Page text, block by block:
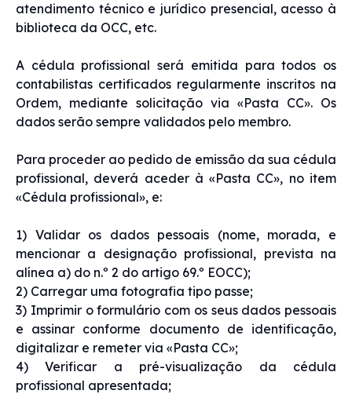
atendimento técnico e jurídico presencial, acesso à
biblioteca da OCC, etc.
A cédula profissional será emitida para todos os
contabilistas certificados regularmente inscritos na
Ordem, mediante solicitação via «Pasta CC». Os
dados serão sempre validados pelo membro.
Para proceder ao pedido de emissão da sua cédula
profissional, deverá aceder à «Pasta CC», no item
«Cédula profissional», e:
1) Validar os dados pessoais (nome, morada, e
mencionar a designação profissional, prevista na
alínea a) do n.º 2 do artigo 69.º EOCC);
2) Carregar uma fotografia tipo passe;
3) Imprimir o formulário com os seus dados pessoais
e assinar conforme documento de identificação,
digitalizar e remeter via «Pasta CC»;
4) Verificar a pré-visualização da cédula
profissional apresentada;